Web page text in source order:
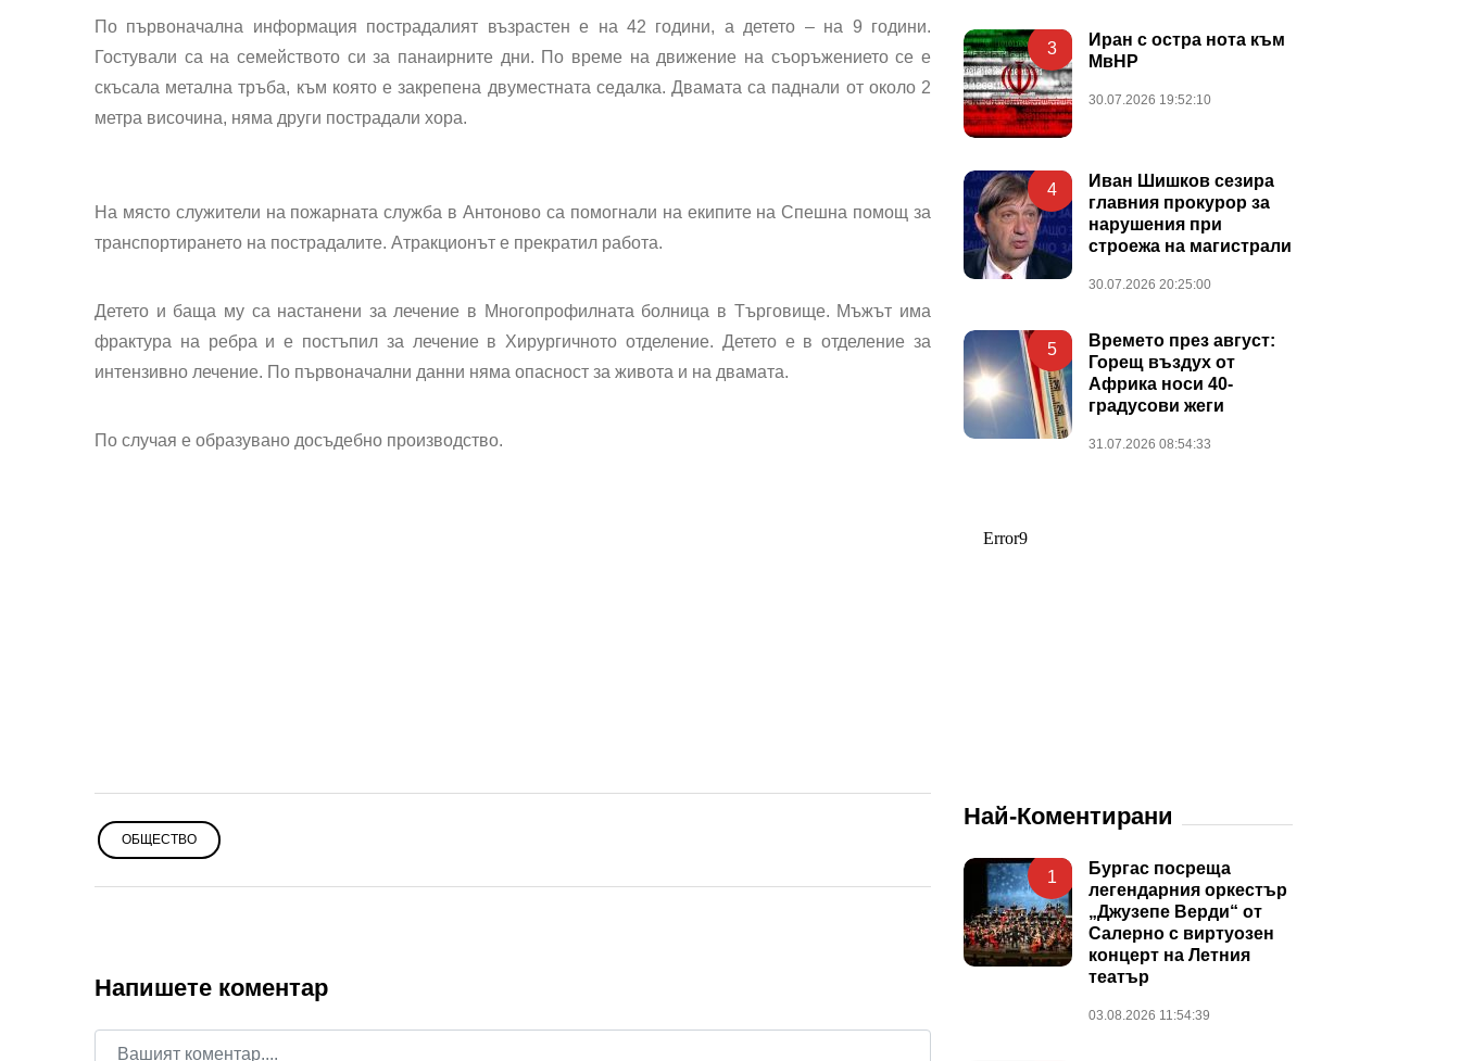
По първоначална информация пострадалият възрастен е на 42 години, а детето – на 9 години.
Гостували са на семейството си за панаирните дни. По време на движение на съоръжениетосе е
скъсала метална тръба, към която е закрепена двуместната седалка. Двамата са паднали от около 2
метра височина, няма други пострадали хора.
На място служители на пожарната служба в Антоново са помогнали на екипите на Спешна помощ за
транспортирането на пострадалите. Атракционът е прекратил работа.
Детето и баща му са настанени за лечение в Многопрофилната болница в Търговище. Мъжът има
фрактура на ребра и е постъпил за лечение в Хирургичното отделение. Детето е в отделение за
интензивно лечение. По първоначални данни няма опасност за живота и на двамата.
По случая е образувано досъдебно производство.
ОБЩЕСТВО
Напишете коментар
3
Иран с остра нота към
МвНР
30.07.2026 19:52:10
4
Иван Шишков сезира
главния прокурор за
нарушения при
строежа на магистрали
30.07.2026 20:25:00
5
Времето през август:
Горещ въздух от
Африка носи 40-
градусови жеги
31.07.2026 08:54:33
Най-Коментирани
1
Бургас посреща
легендарния оркестър
„Джузепе Верди“ от
Салерно с виртуозен
концерт на Летния
театър
03.08.2026 11:54:39